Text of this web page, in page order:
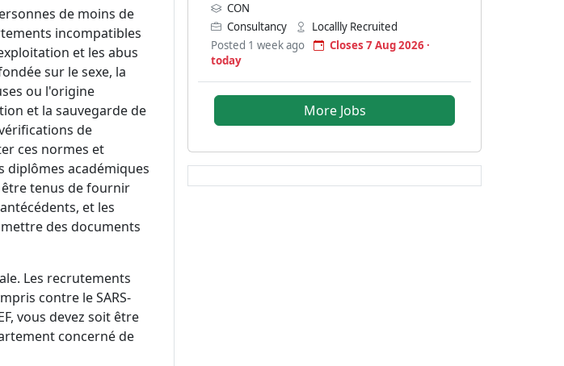
de moins de
incompatibles
et les abus
sur le sexe, la
ou l'origine
et la sauvegarde de
de
ces normes et
diplômes académiques
tenus de fournir
et les
des documents
Les recrutements
contre le SARS-
vous devez soit être
concerné de
CON
Consultancy
Locallly Recruited
Posted 1 week ago
Closes 7 Aug 2026 ·
today
More Jobs